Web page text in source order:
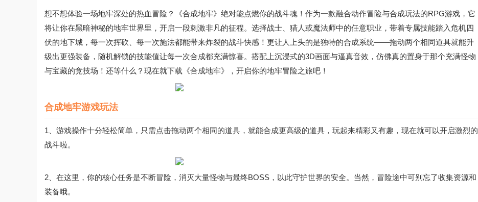
想不想体验一场地牢深处的热血冒险？《合成地牢》绝对能点燃你的战斗魂！作为一款融合动作冒险与合成玩法的RPG游戏，它
将让你在黑暗神秘的地牢世界里，开启一段刺激非凡的征程。选择战士、猎人或魔法师中的任意职业，带着专属技能踏入危机四
伏的地下城，每一次挥砍、每一次施法都能带来炸裂的战斗快感！更让人上头的是独特的合成系统——拖动两个相同道具就能升
级出更强装备，随机解锁的技能值让每一次合成都充满惊喜。搭配上沉浸式的3D画面与逼真音效，仿佛真的置身于那个充满怪物
与宝藏的竞技场！还等什么？现在就下载《合成地牢》，开启你的地牢冒险之旅吧！
合成地牢游戏玩法
1、游戏操作十分轻松简单，只需点击拖动两个相同的道具，就能合成更高级的道具，玩起来精彩又有趣，现在就可以开启激烈的
战斗啦。
2、在这里，你的核心任务是不断冒险，消灭大量怪物与最终BOSS，以此守护世界的安全。当然，冒险途中可别忘了收集资源和
装备哦。